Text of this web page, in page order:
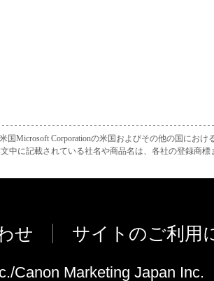
権
フトウエア」が、CD-ROM等の記
国Microsoft Corporationの米国およびその他の国におけ
中に記載されている社名や商品名は、各社の登録商標
せ サイトのご利用
Canon Marketing Japan Inc.